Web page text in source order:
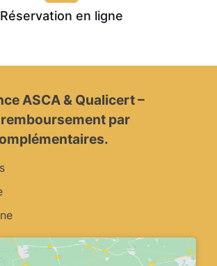
Réservation en ligne
ASCA & Qualicert –
par